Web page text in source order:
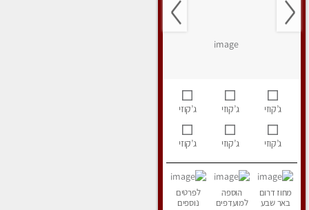
ג’קוזי ג’קוזי ג’קוזי
ג’קוזי ג’קוזי ג’קוזי
מחוז דרום
באר שבע
הוספה
למועדפים
לפרטים
נוספים